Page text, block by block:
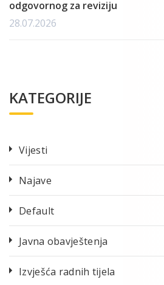
odgovornog za reviziju
28.07.2026
KATEGORIJE
Vijesti
Najave
Default
Javna obavještenja
Izvješća radnih tijela